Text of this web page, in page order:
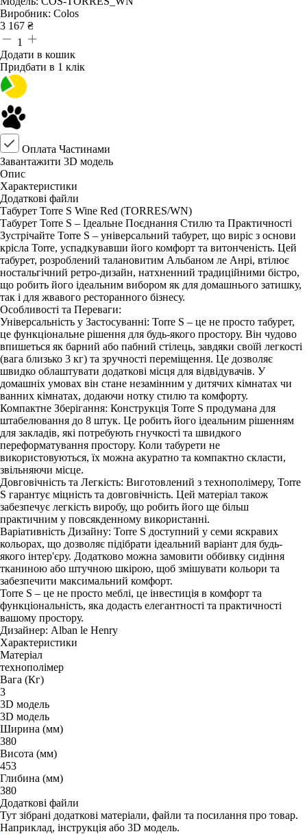
Виробник: Colos
3 167 ₴
1
Додати в кошик
Придбати в 1 клік
Оплата Частинами
Завантажити 3D модель
Опис
Характеристики
Додаткові файли
Табурет Torre S Wine Red (TORRES/WN)
Табурет Torre S – Ідеальне Поєднання Стилю та Практичності
Зустрічайте Torre S – універсальний табурет, що виріс з основи
крісла Torre, успадкувавши його комфорт та витонченість. Цей
табурет, розроблений талановитим Альбаном ле Анрі, втілює
ностальгічний ретро-дизайн, натхненний традиційними бістро,
що робить його ідеальним вибором як для домашнього затишку,
так і для жвавого ресторанного бізнесу.
Особливості та Переваги:
Універсальність у Застосуванні: Torre S – це не просто табурет,
це функціональне рішення для будь-якого простору. Він чудово
впишеться як барний або пабний стілець, завдяки своїй легкості
(вага близько 3 кг) та зручності переміщення. Це дозволяє
швидко облаштувати додаткові місця для відвідувачів. У
домашніх умовах він стане незамінним у дитячих кімнатах чи
ванних кімнатах, додаючи нотку стилю та комфорту.
Компактне Зберігання: Конструкція Torre S продумана для
штабелювання до 8 штук. Це робить його ідеальним рішенням
для закладів, які потребують гнучкості та швидкого
переформатування простору. Коли табурети не
використовуються, їх можна акуратно та компактно скласти,
звільняючи місце.
Довговічність та Легкість: Виготовлений з технополімеру, Torre
S гарантує міцність та довговічність. Цей матеріал також
забезпечує легкість виробу, що робить його ще більш
практичним у повсякденному використанні.
Варіативність Дизайну: Torre S доступний у семи яскравих
кольорах, що дозволяє підібрати ідеальний варіант для будь-
якого інтер'єру. Додатково можна замовити оббивку сидіння
тканиною або штучною шкірою, щоб змішувати кольори та
забезпечити максимальний комфорт.
Torre S – це не просто меблі, це інвестиція в комфорт та
функціональність, яка додасть елегантності та практичності
вашому простору.
Дизайнер: Alban le Henry
Характеристики
Матеріал
технополімер
Вага (Кг)
3
3D модель
3D модель
Ширина (мм)
380
Висота (мм)
453
Глибина (мм)
380
Додаткові файли
Тут зібрані додаткові матеріали, файли та посилання про товар.
Наприклад, інструкція або 3D модель.